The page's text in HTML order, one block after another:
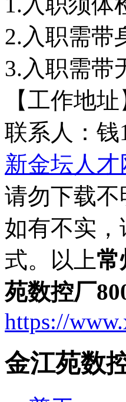
2.入职需带
3.入职需带
【工作地
联系人：钱
新金坛人才
请勿下载
如有不实
式。以上常
苑数控厂
https://
金江苑数